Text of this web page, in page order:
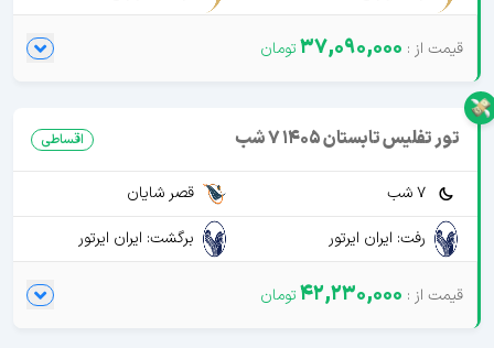
37,090,000
تور تفلیس تابستان 1405 7 شب اقساطی
7 شب
قصر شایان
رفت: ایران ایرتور
برگشت: ایران ایرتور
42,230,000